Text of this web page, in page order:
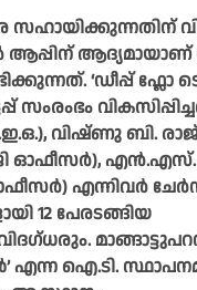
ആദ്യമായാണ്
‘ഡീപ്പ് ഫ്ലോ
സംരംഭം
വിഷ്ണു ബി.
ഓഫീസർ), എൻ.എസ്.
എന്നിവർ
12 പേരടങ്ങിയ
എന്ന ഐ.ടി.